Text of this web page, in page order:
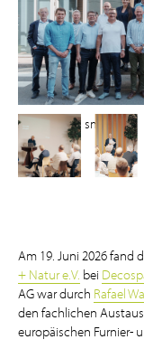
small small
Am 19. Juni 2026 fand
+ Natur e.V. bei
AG war durch Rafael
den fachlichen
europäischen Furnier-